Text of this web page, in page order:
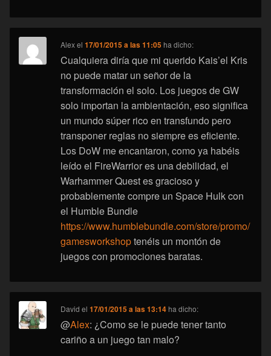
Alexel17/01/2015 a las 11:05 ha dicho:
Cualquiera diría que mi querido Kais’el Kris
no puede matar un señor de la
transformación el solo. Los juegos de GW
solo importan la ambientación, eso significa
un mundo súper rico en transfundo pero
transponer reglas no siempre es eficiente.
Los DoW me encantaron, como ya habéis
leído el FireWarrior es una debilidad, el
Warhammer Quest es gracioso y
probablemente compre un Space Hulk con
el Humble Bundle
https://www.humblebundle.com/store/promo/
gamesworkshoptenéis un montón de
juegos con promociones baratas.
David el17/01/2015 a las 13:14 ha dicho:
@Alex: ¿Como se le puede tener tanto
cariño a un juego tan malo?